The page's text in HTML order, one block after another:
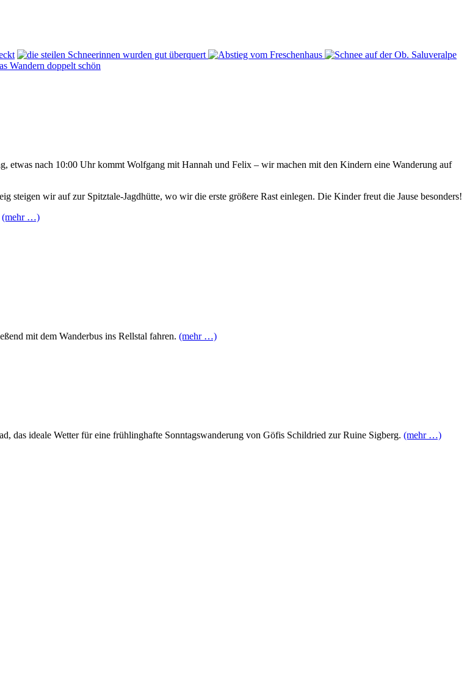
etwas nach 10:00 Uhr kommt Wolfgang mit Hannah und Felix – wir machen mit den Kindern eine Wanderung auf
steigen wir auf zur Spitztale-Jagdhütte, wo wir die erste größere Rast einlegen. Die Kinder freut die Jause besonders!
(mehr …)
mit dem Wanderbus ins Rellstal fahren. (mehr …)
das ideale Wetter für eine frühlinghafte Sonntagswanderung von Göfis Schildried zur Ruine Sigberg. (mehr …)